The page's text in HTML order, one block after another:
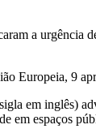
a
Europeia, 9
em inglês)
em espaços